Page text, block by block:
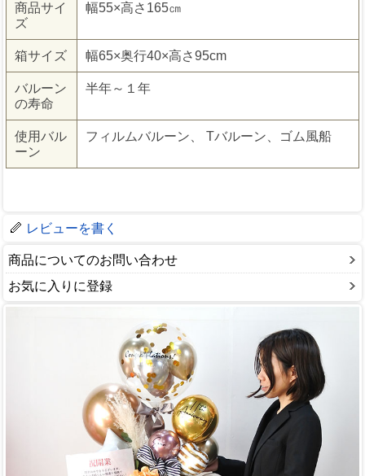
商品サイ
ズ
幅55×高さ165㎝
箱サイズ 幅65×奥行40×高さ95cm
バルーン
の寿命
半年～１年
使用バル
ーン
フィルムバルーン、 Tバルーン、ゴム風船
レビューを書く
商品についてのお問い合わせ
お気に入りに登録